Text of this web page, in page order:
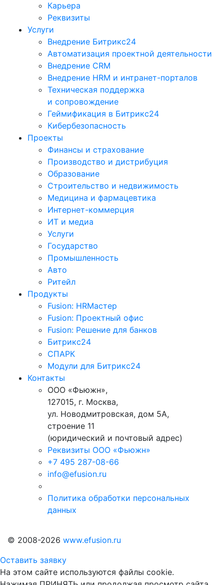
Карьера
Реквизиты
Услуги
Внедрение Битрикс24
Автоматизация проектной деятельности
Внедрение CRM
Внедрение HRM и интранет-порталов
Техническая поддержка
и сопровождение
Геймификация в Битрикс24
Кибербезопасность
Проекты
Финансы и страхование
Производство и дистрибуция
Образование
Строительство и недвижимость
Медицина и фармацевтика
Интернет-коммерция
ИТ и медиа
Услуги
Государство
Промышленность
Авто
Ритейл
Продукты
Fusion: HRМастер
Fusion: Проектный офис
Fusion: Решение для банков
Битрикс24
СПАРК
Модули для Битрикс24
Контакты
ООО «Фьюжн»,
127015, г. Москва,
ул. Новодмитровская, дом 5А,
строение 11
(юридический и почтовый адрес)
Реквизиты ООО «Фьюжн»
+7 495 287-08-66
info@efusion.ru
Политика обработки персональных
данных
© 2008-2026 www.efusion.ru
Оставить заявку
На этом сайте используются файлы cookie.